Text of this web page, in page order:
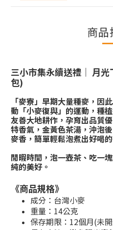
商品
三小市集永續送禮｜ 月
包)
「麥寮」早期大量種麥，因
動「小麥復與」的運動，種
友善大地耕作，孕育出品質
特香氣，金黃色茶湯，沖泡
麥香，簡單輕鬆泡煮出好喝的
閒暇時間，泡一壺茶、吃一
純的美好。
《商品規格》
成分 ：台灣小麥
重量：14公克
保存期限： 12個月(未